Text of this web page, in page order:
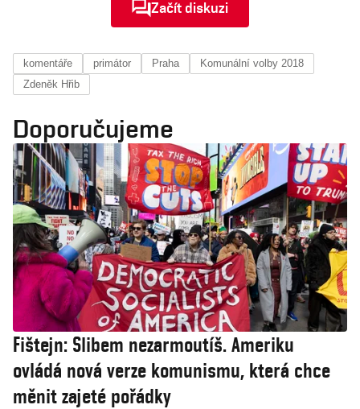
Začít diskuzi
komentáře primátor Praha
Komunální volby 2018
Zdeněk Hřib
Doporučujeme
Fištejn: Slibem nezarmoutíš. Ameriku
ovládá nová verze komunismu, která chce
měnit zajeté pořádky